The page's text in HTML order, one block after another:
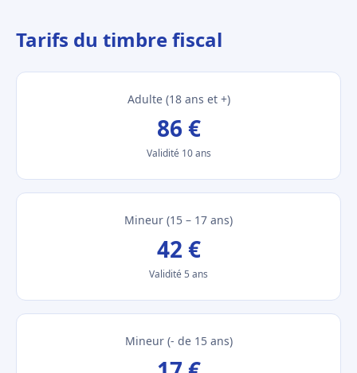
Tarifs du timbre fiscal
Adulte (18 ans et +)
86 €
Validité 10 ans
Mineur (15 – 17 ans)
42 €
Validité 5 ans
Mineur (- de 15 ans)